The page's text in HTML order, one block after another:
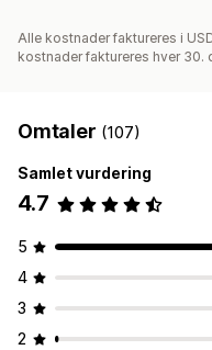
Analyse A/B-testing
Alle kostnader faktureres i
kostnader faktureres hver 30.
Omtaler (107)
Samlet vurdering
4.7
5
4
3
2